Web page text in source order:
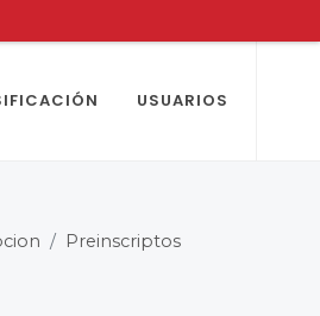
USUARIOS
Preinscriptos